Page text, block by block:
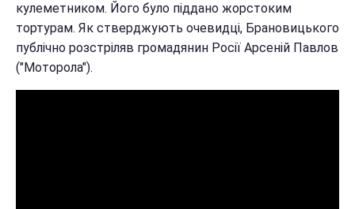
кулеметником. Його було піддано жорстоким
тортурам. Як стверджують очевидці, Брановицького
публічно розстріляв громадянин Росії Арсеній Павлов
("Моторола").